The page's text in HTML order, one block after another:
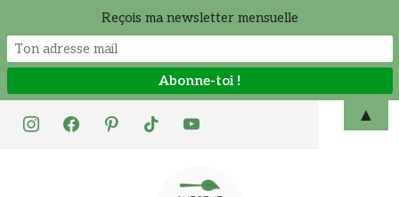
instagramfacebookpinteresttiktok youtube
Reçois ma newsletter mensuelle
▲